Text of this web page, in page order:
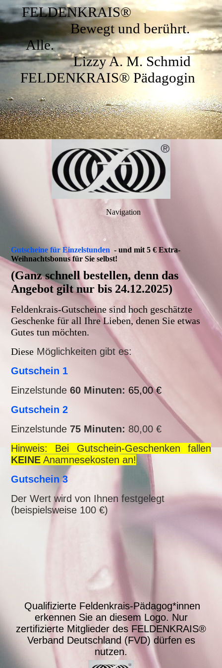
FELDENKRAIS®
Bewegt und berührt.
Alle.
Lizzy A. M. Schmid
FELDENKRAIS® Pädagogin
Navigation
Gutscheine für Einzelstunden - und mit 5 € Extra-
Weihnachtsbonus für Sie selbst!
(Ganz schnell bestellen, denn das
Angebot gilt nur bis 24.12.2025)
Feldenkrais-Gutscheine sind hoch geschätzte
Geschenke für all Ihre Lieben, denen Sie etwas
Gutes tun möchten.
Diese Möglichkeiten gibt es:
Gutschein 1
Einzelstunde60 Minuten: 65,00 €
Gutschein 2
Einzelstunde75 Minuten: 80,00 €
Hinweis: Bei Gutschein-Geschenken fallen
KEINE Anamnesekosten an!
Gutschein 3
Der Wert wird von Ihnen festgelegt
(beispielsweise 100 €)
Qualifizierte Feldenkrais-Pädagog*innen
erkennen Sie an diesem Logo. Nur
zertifizierte Mitglieder des FELDENKRAIS®
Verband Deutschland (FVD) dürfen es
nutzen.